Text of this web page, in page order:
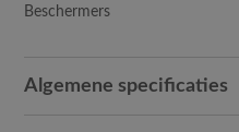
Beschermers
Algemene specificaties